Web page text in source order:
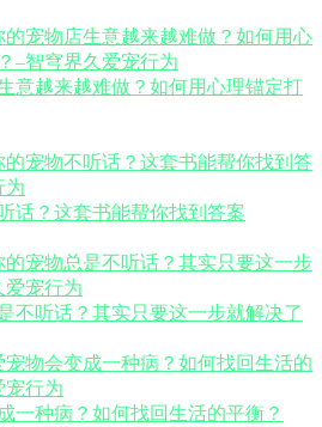
意越来越难做？如何用心理锚定打
话？这套书能帮你找到答案
不听话？其实只要这一步就解决了
一种病？如何找回生活的平衡？